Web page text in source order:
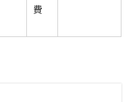
費